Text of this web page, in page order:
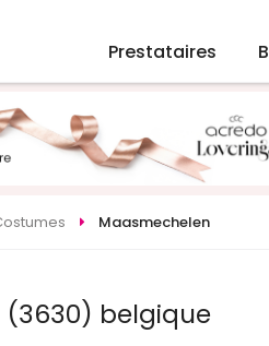
Prestataires
Maasmechelen
belgique